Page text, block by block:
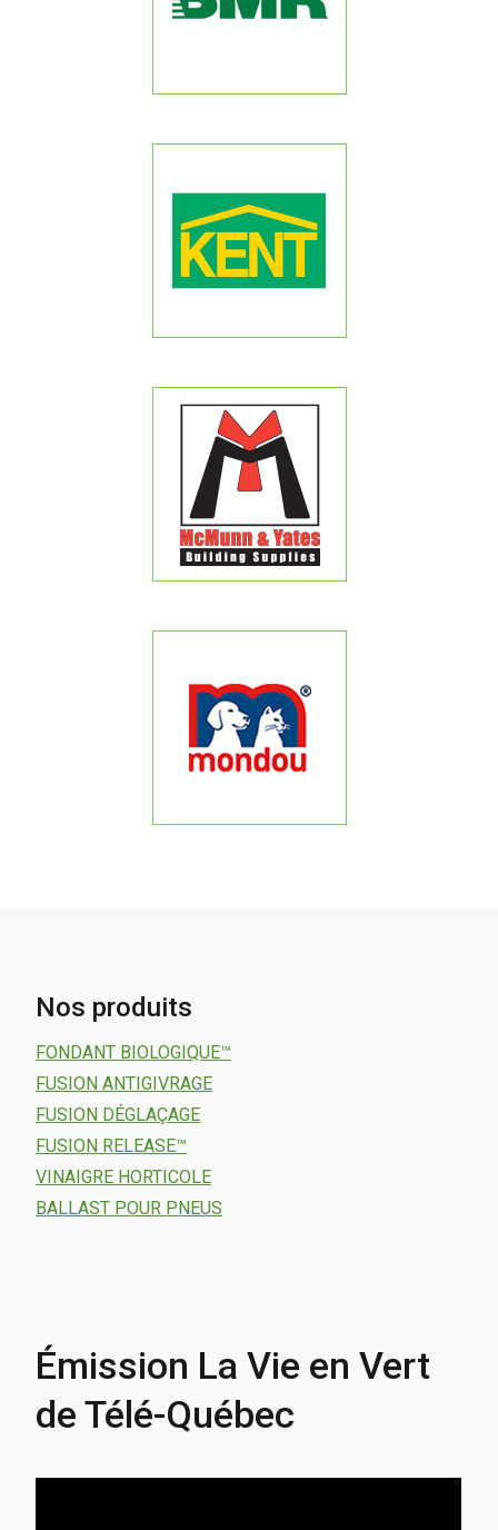
Nos produits
FONDANT BIOLOGIQUE™
FUSION ANTIGIVRAGE
FUSION DÉGLAÇAGE
FUSION RELEASE™
VINAIGRE HORTICOLE
BALLAST POUR PNEUS
Émission La Vie en Vert
de Télé-Québec